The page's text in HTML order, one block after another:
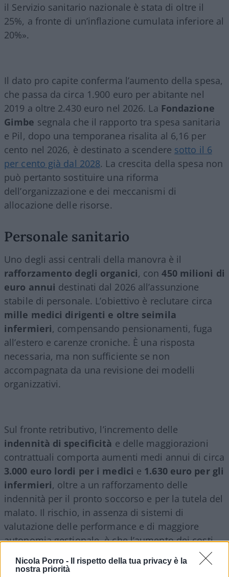
Nicola Porro -
Il rispetto della tua privacy è la
nostra priorità
il Servizio sanitario nazionale è stata di oltre il
25%, a fronte di un’inflazione cumulata inferiore al
20%».
Il dato pro capite conferma l’aumento della spesa,
che passa da circa 1.900 euro per abitante nel
2019 a oltre 2.430 euro nel 2026. La Fondazione
Gimbe segnala che il rapporto tra spesa sanitaria
e Pil, dopo una temporanea risalita al 6,16 per
cento nel 2026, è destinato a scendere sotto il 6
per cento già dal 2028. La crescita della spesa non
può pertanto sostituire una riforma
dell’organizzazione e dei meccanismi di
allocazione delle risorse.
Personale sanitario
Uno degli assi centrali della manovra è il
rafforzamento degli organici, con450 milioni di
euro annui destinati dal 2026 all’assunzione
stabile di personale. L’obiettivo è reclutare circa
mille medici dirigenti e oltre seimila
infermieri, compensando pensionamenti, fuga
all’estero e carenze croniche. È una risposta
necessaria, ma non sufficiente se non
accompagnata da una revisione dei modelli
organizzativi.
Sul fronte retributivo, l’incremento delle
indennità di specificità e delle maggiorazioni
contrattuali comporta aumenti medi annui di circa
3.000 euro lordi per i medici e 1.630 euro per gli
infermieri, oltre a un rafforzamento delle
indennità per il pronto soccorso e per la tutela del
malato. Il rischio, in assenza di sistemi di
valutazione delle performance e di maggiore
autonomia gestionale, è che l’aumento dei costi
non si traduca in un miglioramento proporzionale
dei servizi.